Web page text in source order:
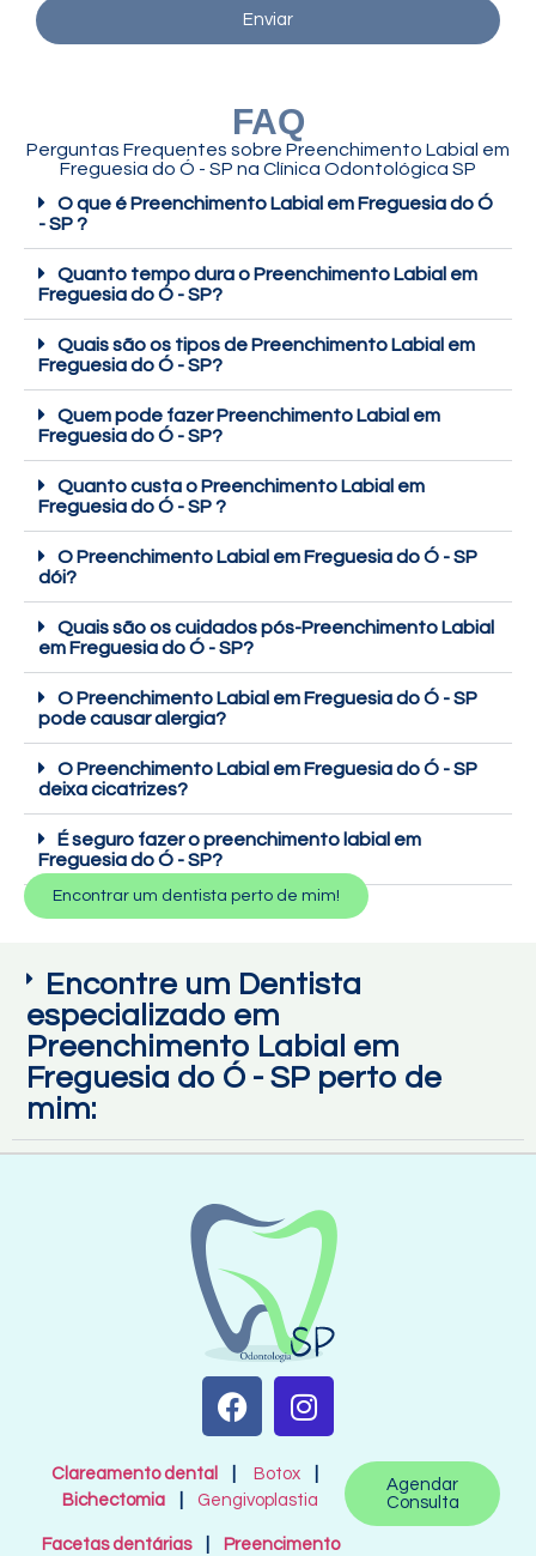
Enviar
FAQ
Perguntas Frequentes sobre Preenchimento Labial em
Freguesia do Ó - SP na Clínica Odontológica SP
O que é Preenchimento Labial em Freguesia do Ó
- SP ?
Quanto tempo dura o Preenchimento Labial em
Freguesia do Ó - SP?
Quais são os tipos de Preenchimento Labial em
Freguesia do Ó - SP?
Quem pode fazer Preenchimento Labial em
Freguesia do Ó - SP?
Quanto custa o Preenchimento Labial em
Freguesia do Ó - SP ?
O Preenchimento Labial em Freguesia do Ó - SP
dói?
Quais são os cuidados pós-Preenchimento Labial
em Freguesia do Ó - SP?
O Preenchimento Labial em Freguesia do Ó - SP
pode causar alergia?
O Preenchimento Labial em Freguesia do Ó - SP
deixa cicatrizes?
É seguro fazer o preenchimento labial em
Freguesia do Ó - SP?
Encontrar um dentista perto de mim!
Encontre um Dentista
especializado em
Preenchimento Labial em
Freguesia do Ó - SP perto de
mim:
Clareamento dental Botox
Bichectomia
Gengivoplastia
Facetas dentárias Preencimento
Agendar
Consulta